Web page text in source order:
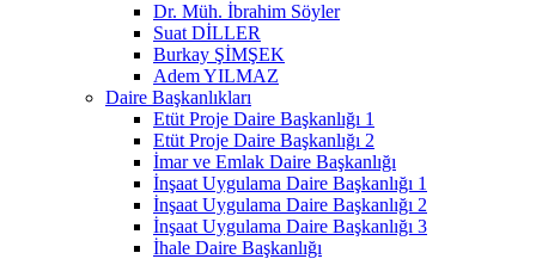
Dr. Müh. İbrahim Söyler
Suat DİLLER
Burkay ŞİMŞEK
Adem YILMAZ
Daire Başkanlıkları
Etüt Proje Daire Başkanlığı 1
Etüt Proje Daire Başkanlığı 2
İmar ve Emlak Daire Başkanlığı
İnşaat Uygulama Daire Başkanlığı 1
İnşaat Uygulama Daire Başkanlığı 2
İnşaat Uygulama Daire Başkanlığı 3
İhale Daire Başkanlığı